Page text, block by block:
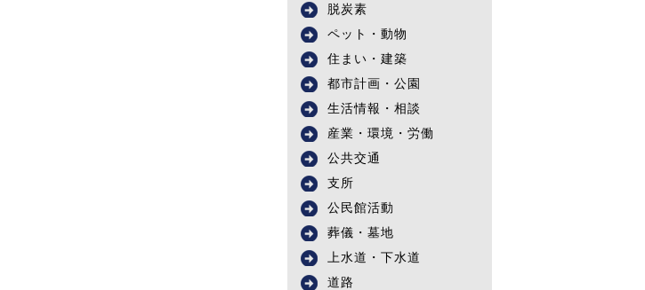
脱炭素
ペット・動物
住まい・建築
都市計画・公園
生活情報・相談
産業・環境・労働
公共交通
支所
公民館活動
葬儀・墓地
上水道・下水道
道路